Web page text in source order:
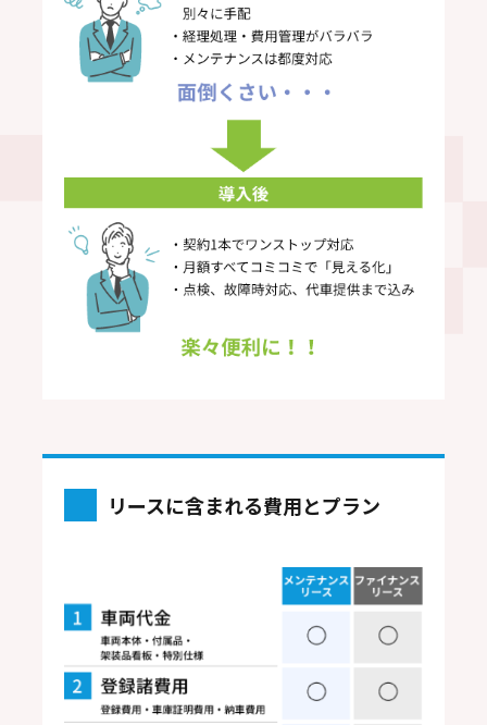
リースに含まれる費用とプラン